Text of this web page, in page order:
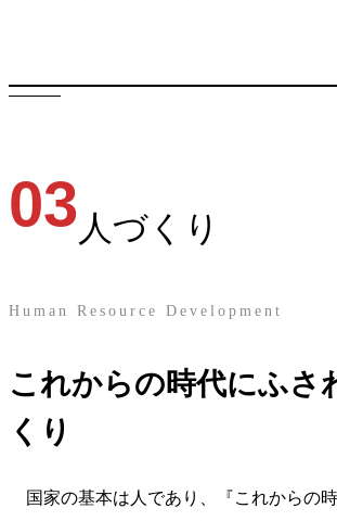
03人づくり
Human Resource Development
これからの時代にふさ
くり
国家の基本は人であり、『これからの